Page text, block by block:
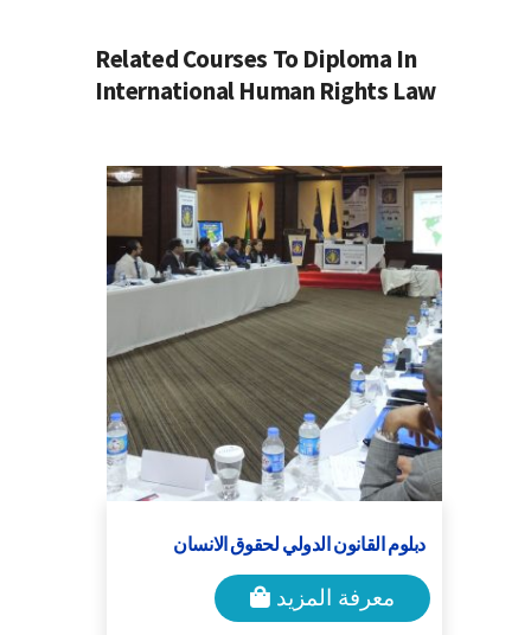
Related Courses To Diploma In
International Human Rights Law
دبلوم القانون الدولي لحقوق الانسان
معرفة المزيد